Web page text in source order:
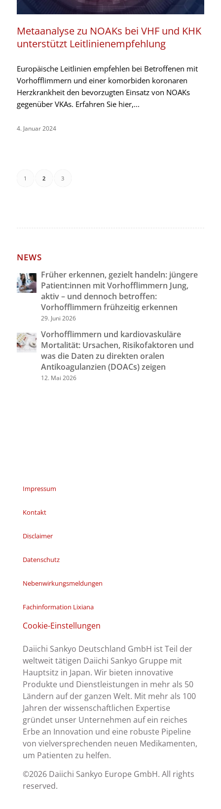
Metaanalyse zu NOAKs bei VHF und KHK
unterstützt Leitlinienempfehlung
Europäische Leitlinien empfehlen bei Betroffenen mit
Vorhofflimmern und einer komorbiden koronaren
Herzkrankheit den bevorzugten Einsatz von NOAKs
gegenüber VKAs. Erfahren Sie hier,...
4. Januar 2024
1 2 3
NEWS
Früher erkennen, gezielt handeln: jüngere
Patient:innen mit Vorhofflimmern Jung,
aktiv – und dennoch betroffen:
Vorhofflimmern frühzeitig erkennen
29. Juni 2026
Vorhofflimmern und kardiovaskuläre
Mortalität: Ursachen, Risikofaktoren und
was die Daten zu direkten oralen
Antikoagulanzien (DOACs) zeigen
12. Mai 2026
Impressum
Kontakt
Disclaimer
Datenschutz
Nebenwirkungsmeldungen
Fachinformation Lixiana
Cookie-Einstellungen
Daiichi Sankyo Deutschland GmbH ist Teil der
weltweit tätigen Daiichi Sankyo Gruppe mit
Hauptsitz in Japan. Wir bieten innovative
Produkte und Dienstleistungen in mehr als 50
Ländern auf der ganzen Welt. Mit mehr als 100
Jahren der wissenschaftlichen Expertise
gründet unser Unternehmen auf ein reiches
Erbe an Innovation und eine robuste Pipeline
von vielversprechenden neuen Medikamenten,
um Patienten zu helfen.
©2026 Daiichi Sankyo Europe GmbH. All rights
reserved.